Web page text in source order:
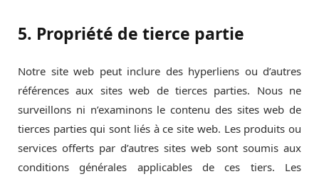
5. Propriété de tierce partie
Notre site web peut inclure des hyperliens ou d’autres
références aux sites web de tierces parties. Nous ne
surveillons ni n’examinons le contenu des sites web de
tierces parties qui sont liés à ce site web. Les produits ou
services offerts par d’autres sites web sont soumis aux
conditions générales applicables de ces tiers. Les